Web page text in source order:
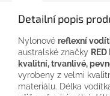
Detailní popis
Nylonové reflexní
australské značky RED
kvalitní,trvanlivé,
vyrobeny z velmi
materiálu. Délka